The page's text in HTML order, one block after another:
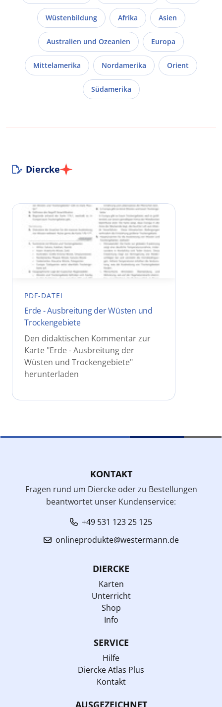
Wüstenbildung Afrika Asien
Australien und Ozeanien Europa
Mittelamerika Nordamerika Orient
Südamerika
Diercke
PDF-DATEI
Erde - Ausbreitung der Wüsten und
Trockengebiete
Den didaktischen Kommentar zur
Karte "Erde - Ausbreitung der
Wüsten und Trockengebiete"
herunterladen
KONTAKT
Fragen rund um Diercke oder zu Bestellungen
beantwortet unser Kundenservice:
+49 531 123 25 125
onlineprodukte@westermann.de
DIERCKE
Karten
Unterricht
Shop
Info
SERVICE
Hilfe
Diercke Atlas Plus
Kontakt
AUSGEZEICHNET